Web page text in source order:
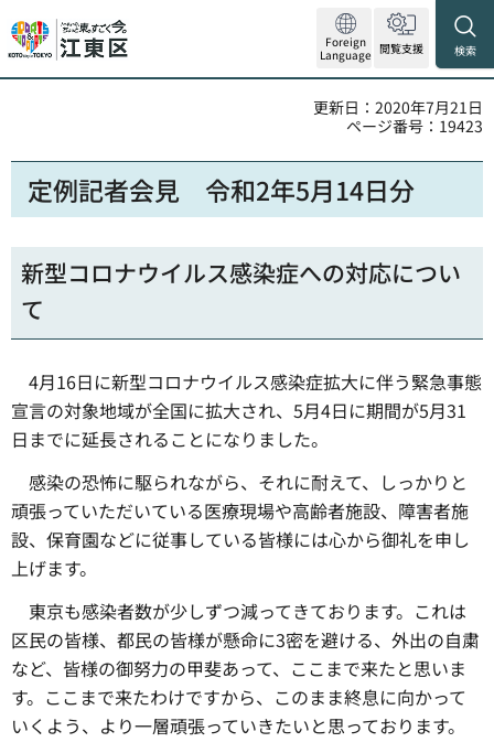
Foreign
Language 閲覧支援 検索
更新日：2020年7月21日
ページ番号：19423
定例記者会見 令和2年5月14日分
新型コロナウイルス感染症への対応につい
て
4月16日に新型コロナウイルス感染症拡大に伴う緊急事態
宣言の対象地域が全国に拡大され、5月4日に期間が5月31
日までに延長されることになりました。
感染の恐怖に駆られながら、それに耐えて、しっかりと
頑張っていただいている医療現場や高齢者施設、障害者施
設、保育園などに従事している皆様には心から御礼を申し
上げます。
東京も感染者数が少しずつ減ってきております。これは
区民の皆様、都民の皆様が懸命に3密を避ける、外出の自粛
など、皆様の御努力の甲斐あって、ここまで来たと思いま
す。ここまで来たわけですから、このまま終息に向かって
いくよう、より一層頑張っていきたいと思っております。